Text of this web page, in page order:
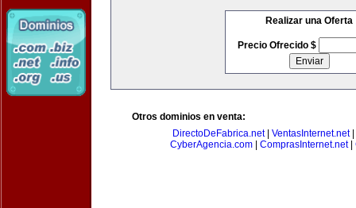
Realizar una Oferta
Precio Ofrecido $
Otros dominios en venta:
DirectoDeFabrica.net| VentasInternet.net|
CyberAgencia.com| ComprasInternet.net|